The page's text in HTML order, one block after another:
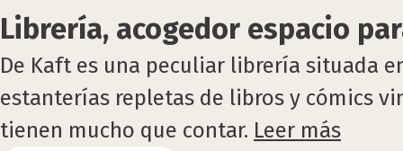
Librería, acogedor espacio
De Kaft es una peculiar librería situada
estanterías repletas de libros y cómics
tienen mucho que contar. Leer más